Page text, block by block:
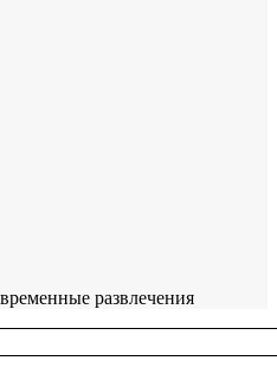
развлечения